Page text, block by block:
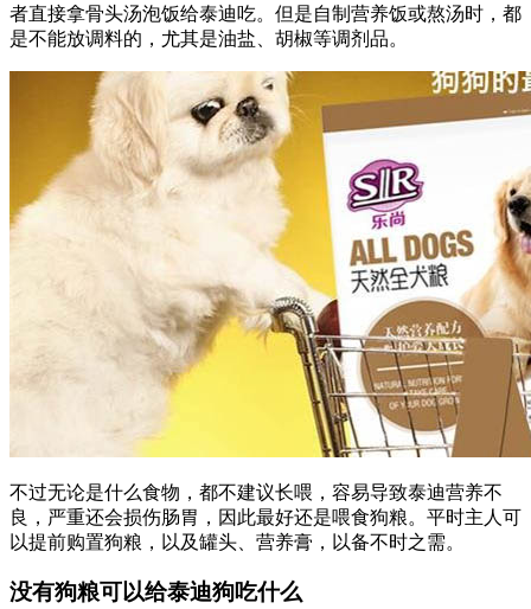
者直接拿骨头汤泡饭给泰迪吃。但是自制营养饭或熬汤时，都
是不能放调料的，尤其是油盐、胡椒等调剂品。
不过无论是什么食物，都不建议长喂，容易导致泰迪营养不
良，严重还会损伤肠胃，因此最好还是喂食狗粮。平时主人可
以提前购置狗粮，以及罐头、营养膏，以备不时之需。
没有狗粮可以给泰迪狗吃什么